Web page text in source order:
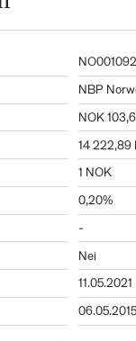
NBP
NOK
14 222,89
1 NOK
0,20%
-
Nei
11.05.2021
06.05.2015